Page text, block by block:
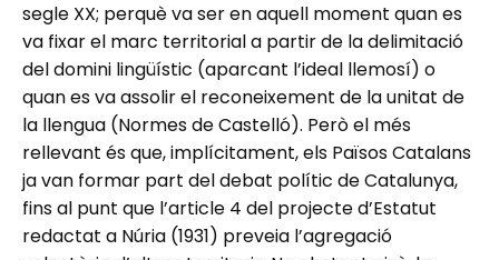
segle XX; perquè va ser en aquell moment quan es
va fixar el marc territorial a partir de la delimitació
del domini lingüístic (aparcant l’ideal llemosí) o
quan es va assolir el reconeixement de la unitat de
la llengua (Normes de Castelló). Però el més
rellevant és que, implícitament, els Països Catalans
ja van formar part del debat polític de Catalunya,
fins al punt que l’article 4 del projecte d’Estatut
redactat a Núria (1931) preveia l’agregació